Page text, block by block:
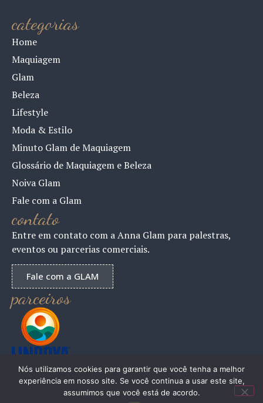
categorias
Home
Maquiagem
Glam
Beleza
Lifestyle
Moda & Estilo
Minuto Glam de Maquiagem
Glossário de Maquiagem e Beleza
Noiva Glam
Fale com a Glam
contato
Entre em contato com a Anna Glam para palestras,
eventos ou parcerias comerciais.
Fale com a GLAM
parceiros
Nós utilizamos cookies para garantir que você tenha a melhor
experiência em nosso site. Se você continua a usar este site,
assumimos que você está de acordo.